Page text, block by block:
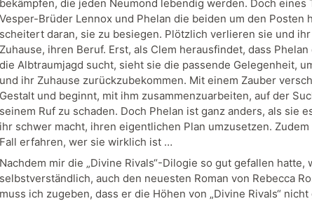
bekämpfen, die jeden Neumond lebendig werden. Doch eines
Vesper-Brüder Lennox und Phelan die beiden um den Posten
scheitert daran, sie zu besiegen. Plötzlich verlieren sie und
Zuhause, ihren Beruf. Erst, als Clem herausfindet, dass
die Albtraumjagd sucht, sieht sie die passende Gelegenheit,
und ihr Zuhause zurückzubekommen. Mit einem Zauber
Gestalt und beginnt, mit ihm zusammenzuarbeiten, auf der
seinem Ruf zu schaden. Doch Phelan ist ganz anders, als sie
ihr schwer macht, ihren eigentlichen Plan umzusetzen.
Fall erfahren, wer sie wirklich ist …
Nachdem mir die „Divine Rivals“-Dilogie so gut gefallen hatte,
selbstverständlich, auch den neuesten Roman von Rebecca
muss ich zugeben, dass er die Höhen von „Divine Rivals“